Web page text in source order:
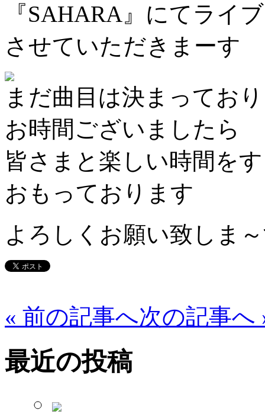
『SAHARA』にてライブ
させていただきまーす
まだ曲目は決まってお
お時間ございましたら
皆さまと楽しい時間を
おもっております
よろしくお願い致しま
« 前の記事へ次の記事へ
最近の投稿